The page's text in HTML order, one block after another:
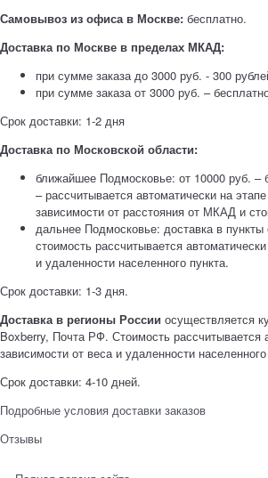
Самовывоз из офиса в Москве: бесплатно.
Доставка по Москве в пределах МКАД:
при сумме заказа до 3000 руб. - 300
при сумме заказа от 3000 руб. –
Срок доставки: 1-2 дня
Доставка по Московской области:
ближайшее Подмосковье: от 10000 руб. –
– рассчитывается автоматически на
зависимости от расстояния от МКАД и
дальнее Подмосковье: доставка в
стоимость рассчитывается
и удаленности населенного пункта.
Срок доставки: 1-3 дня.
Доставка в регионы России осуществляется
Boxberry, Почта РФ. Стоимость рассчитывается
зависимости от веса и удаленности
Срок доставки: 4-10 дней.
Подробные условия доставки заказов
Отзывы